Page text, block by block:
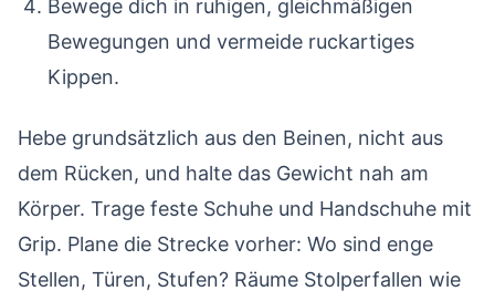
Bewege dich in ruhigen, gleichmäßigen
Bewegungen und vermeide ruckartiges
Kippen.
Hebe grundsätzlich aus den Beinen, nicht aus
dem Rücken, und halte das Gewicht nah am
Körper. Trage feste Schuhe und Handschuhe mit
Grip. Plane die Strecke vorher: Wo sind enge
Stellen, Türen, Stufen? Räume Stolperfallen wie